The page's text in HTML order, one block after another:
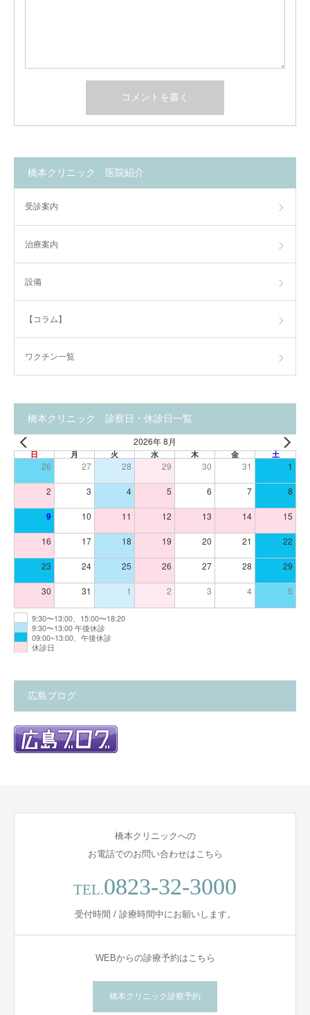
橋本クリニック 医院紹介
受診案内
治療案内
設備
【コラム】
ワクチン一覧
橋本クリニック 診察日・休診日一覧
2026年 8月
日 月 火 水 木 金 土
26 27 28 29 30 31 1
2 3 4 5 6 7 8
9 10 11 12 13 14 15
16 17 18 19 20 21 22
23 24 25 26 27 28 29
30 31 1 2 3 4 5
9:30〜13:00、15:00〜18:20
9:30〜13:00 午後休診
09:00~13:00、午後休診
休診日
広島ブログ
橋本クリニックへの
お電話でのお問い合わせはこちら
TEL.0823-32-3000
受付時間 / 診療時間中にお願いします。
WEBからの診療予約はこちら
橋本クリニック診察予約